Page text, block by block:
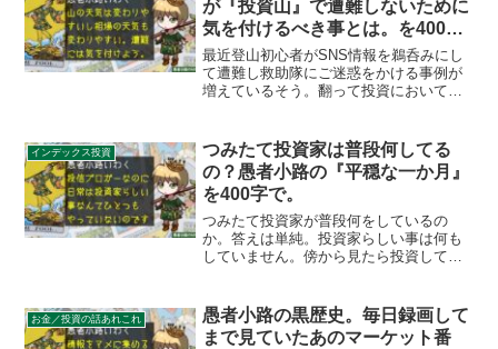
が『投資山』で遭難しないために
気を付けるべき事とは。を400字
で。
最近登山初心者がSNS情報を鵜呑みにし
て遭難し救助隊にご迷惑をかける事例が
増えているそう。翻って投資においても
身を同一視せず、自分のリスク許容度に
合った運用を心がけましょう。
インデックス投資
つみたて投資家は普段何してる
の？愚者小路の『平穏な一か月』
を400字で。
つみたて投資家が普段何をしているの
か。答えは単純。投資家らしい事は何も
していません。傍から見たら投資してい
んだのだから、余計な介入をする必要す
らないのです。
お金／投資の話あれこれ
愚者小路の黒歴史。毎日録画して
まで見ていたあのマーケット番